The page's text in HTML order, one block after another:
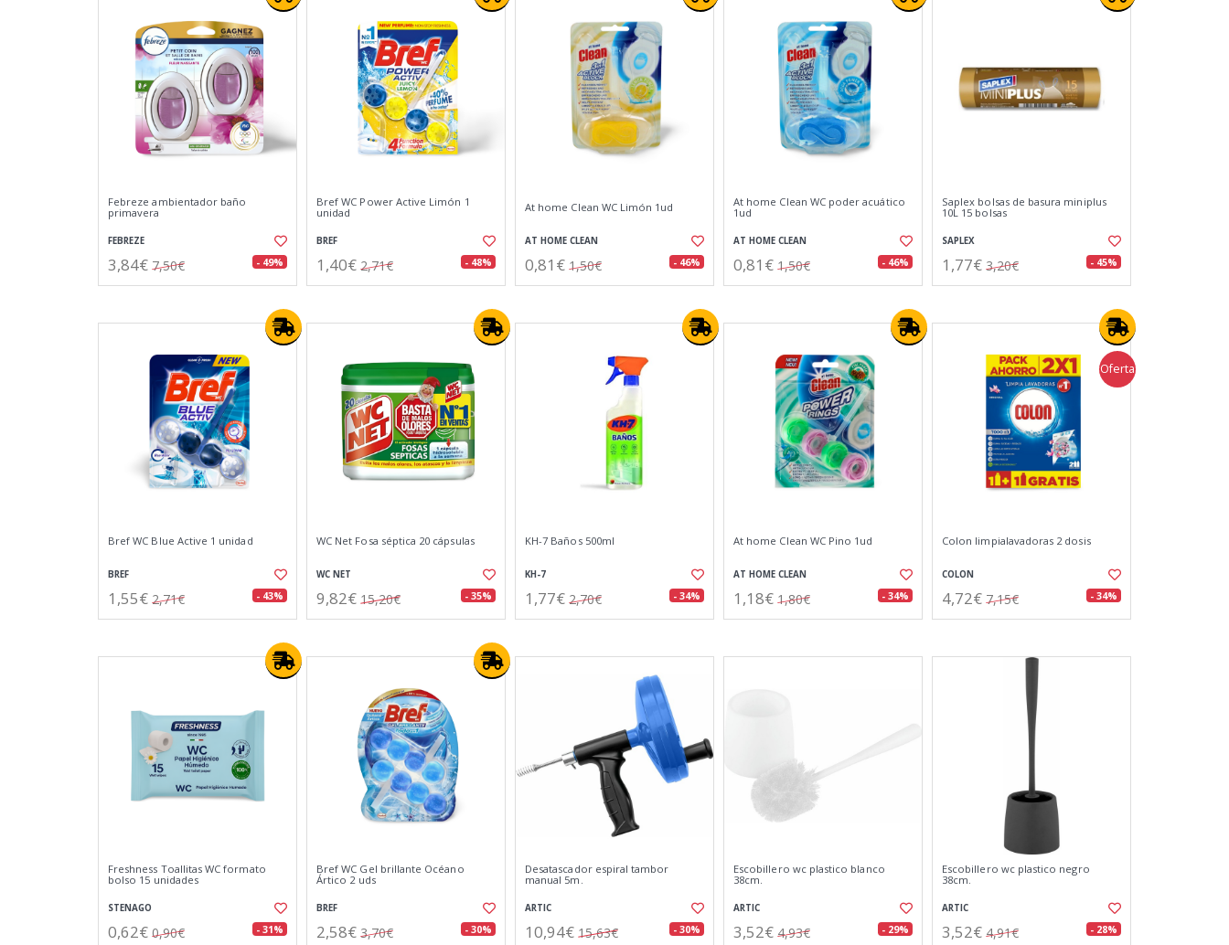
Febreze ambientador baño
primavera
FEBREZE
3,84€ 7,50€ - 49%
Bref WC Power Active Limón 1
unidad
BREF
1,40€ 2,71€ - 48%
At home Clean WC Limón 1ud
AT HOME CLEAN
0,81€ 1,50€ - 46%
At home Clean WC poder acuático
1ud
AT HOME CLEAN
0,81€ 1,50€ - 46%
Saplex bolsas de basura miniplus
10L 15 bolsas
SAPLEX
1,77€ 3,20€ - 45%
Bref WC Blue Active 1 unidad
BREF
1,55€ 2,71€ - 43%
WC Net Fosa séptica 20 cápsulas
WC NET
9,82€ 15,20€ - 35%
KH-7 Baños 500ml
KH-7
1,77€ 2,70€ - 34%
At home Clean WC Pino 1ud
AT HOME CLEAN
1,18€ 1,80€ - 34%
Oferta
Colon limpialavadoras 2 dosis
COLON
4,72€ 7,15€ - 34%
Freshness Toallitas WC formato
bolso 15 unidades
STENAGO
0,62€ 0,90€ - 31%
Bref WC Gel brillante Océano
Ártico 2 uds
BREF
2,58€ 3,70€ - 30%
Desatascador espiral tambor
manual 5m.
ARTIC
10,94€ 15,63€ - 30%
Escobillero wc plastico blanco
38cm.
ARTIC
3,52€ 4,93€ - 29%
Escobillero wc plastico negro
38cm.
ARTIC
3,52€ 4,91€ - 28%